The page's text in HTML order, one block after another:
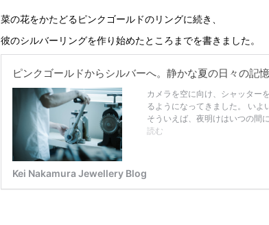
菜の花をかたどるピンクゴールドのリングに続き、
彼のシルバーリングを作り始めたところまでを書きました。